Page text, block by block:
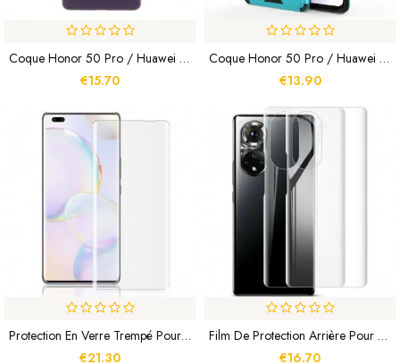
Coque Honor 50 Pro / Huawei Nova 9 Pro Effet Cuir Prestige
€15.70
Coque Honor 50 Pro / Huawei Nova 9 Pro Deux Positions Mains Libres
€13.90
Protection En Verre Trempé Pour Honor 50 Pro / Huawei Nova 9 Pro MOCOLO
€21.30
Film De Protection Arrière Pour Honor 50 Pro / Huawei Nova 9 Pro IMAK
€16.70